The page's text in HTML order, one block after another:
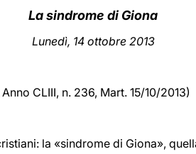
La sindrome di Giona
Lunedì, 14 ottobre 2013
Anno CLIII, n. 236, Mart. 15/10/2013)
la «sindrome di Giona»,